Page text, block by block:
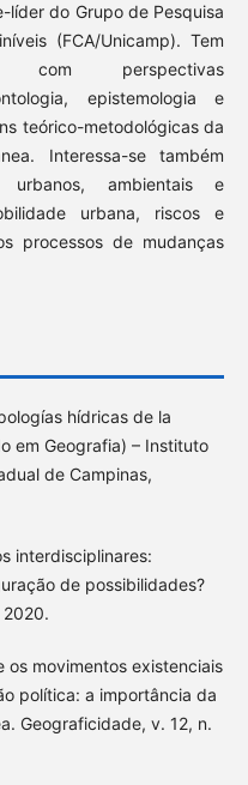
líder do Grupo de Pesquisa
(FCA/Unicamp). Tem
com perspectivas
epistemologia e
teórico-metodológicas da
Interessa-se também
ambientais e
urbana, riscos e
processos de mudanças
hídricas de la
em Geografia) – Instituto
de Campinas,
interdisciplinares:
de possibilidades?
2020.
os movimentos existenciais
política: a importância da
Geograficidade, v. 12, n.